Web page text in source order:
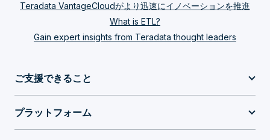
Teradata VantageCloudがより迅速にイノベーションを推進
What is ETL?
Gain expert insights from Teradata thought leaders
ご支援できること
プラットフォーム